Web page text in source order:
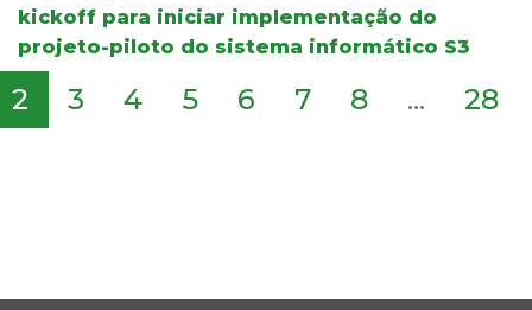
kickoff para iniciar implementação do
projeto-piloto do sistema informático S3
2 3 4 5 6 7 8 ... 28